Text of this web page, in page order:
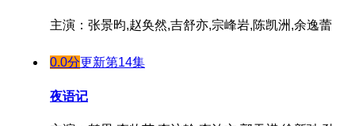
主演：张景昀,赵奂然,吉舒亦,宗峰岩,陈凯洲,余逸蕾
0.0分更新第14集
夜语记